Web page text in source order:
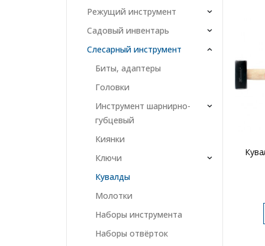
Режущий инструмент
Садовый инвентарь
Слесарный инструмент
Биты, адаптеры
Головки
Инструмент шарнирно-
губцевый
Киянки
Ключи
Кувалды
Молотки
Наборы инструмента
Наборы отвёрток